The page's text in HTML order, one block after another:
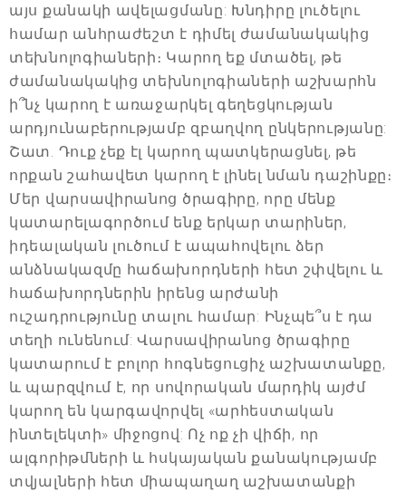
այս քանակի ավելացմանը: Խնդիրը լուծելու
համար անհրաժեշտ է դիմել ժամանակակից
տեխնոլոգիաների։ Կարող եք մտածել, թե
ժամանակակից տեխնոլոգիաների աշխարհն
ի՞նչ կարող է առաջարկել գեղեցկության
արդյունաբերությամբ զբաղվող ընկերությանը:
Շատ. Դուք չեք էլ կարող պատկերացնել, թե
որքան շահավետ կարող է լինել նման դաշինքը։
Մեր վարսավիրանոց ծրագիրը, որը մենք
կատարելագործում ենք երկար տարիներ,
իդեալական լուծում է ապահովելու ձեր
անձնակազմը հաճախորդների հետ շփվելու և
հաճախորդներին իրենց արժանի
ուշադրությունը տալու համար: Ինչպե՞ս է դա
տեղի ունենում: Վարսավիրանոց ծրագիրը
կատարում է բոլոր հոգնեցուցիչ աշխատանքը,
և պարզվում է, որ սովորական մարդիկ այժմ
կարող են կարգավորվել «արհեստական
ինտելեկտի» միջոցով: Ոչ ոք չի վիճի, որ
ալգորիթմների և հսկայական քանակությամբ
տվյալների հետ միապաղաղ աշխատանքի